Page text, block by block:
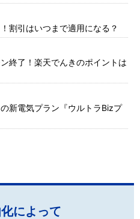
割引はいつまで適用になる？
終了！楽天でんきのポイントは
新電気プラン『ウルトラBizプ
によって